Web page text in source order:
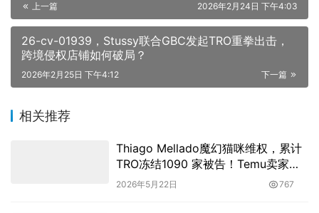
上一篇 2026年2月24日 下午4:03
26-cv-01939，Stussy联合GBC发起TRO重拳出击，
跨境侵权店铺如何破局？
下一篇
2026年2月25日 下午4:12
相关推荐
Thiago Mellado魔幻猫咪维权，累计
TRO冻结1090 家被告！Temu卖家彻
底沦陷
2026年5月22日 767